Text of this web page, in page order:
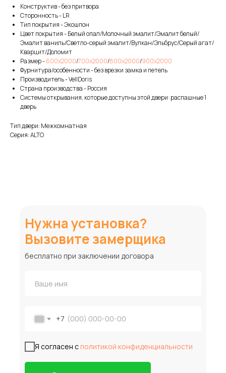
Конструктив - без притвора
Сторонность - LR
Тип покрытия - Экошпон
Цвет покрытия - Белый опал/Молочный эмалит/Эмалит белый/
Эмалит ваниль/Светло-серый эмалит/Вулкан/Эльбрус/Серый агат/
Кварцит/Доломит
Размер -600х2000/700х2000/800х2000/900х2000
Фурнитура/особенности - без врезки замка и петель
Производитель - VellDoris
Страна производства - Россия
Системы открывания, которые доступны этой двери: распашные 1
дверь
Тип двери: Межкомнатная
Серия: ALTO
Нужна установка?
Вызовите замерщика
+7
Я согласен с политикой конфиденциальности
бесплатно при заключении договора